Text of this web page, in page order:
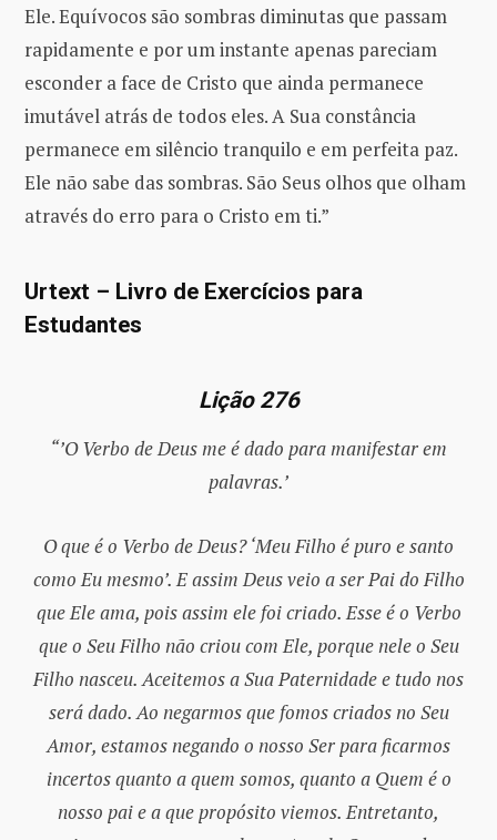
Ele. Equívocos são sombras diminutas que passam
rapidamente e por um instante apenas pareciam
esconder a face de Cristo que ainda permanece
imutável atrás de todos eles. A Sua constância
permanece em silêncio tranquilo e em perfeita paz.
Ele não sabe das sombras. São Seus olhos que olham
através do erro para o Cristo em ti.”
Urtext – Livro de Exercícios para
Estudantes
Lição 276
“’O Verbo de Deus me é dado para manifestar em
palavras.’
O que é o Verbo de Deus? ‘Meu Filho é puro e santo
como Eu mesmo’. E assim Deus veio a ser Pai do Filho
que Ele ama, pois assim ele foi criado. Esse é o Verbo
que o Seu Filho não criou com Ele, porque nele o Seu
Filho nasceu. Aceitemos a Sua Paternidade e tudo nos
será dado. Ao negarmos que fomos criados no Seu
Amor, estamos negando o nosso Ser para ficarmos
incertos quanto a quem somos, quanto a Quem é o
nosso pai e a que propósito viemos. Entretanto,